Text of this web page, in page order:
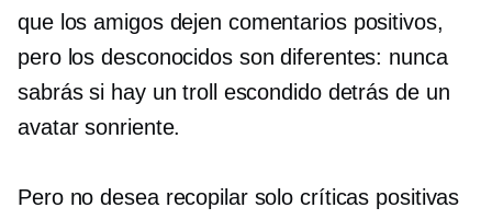
que los amigos dejen comentarios positivos,
pero los desconocidos son diferentes: nunca
sabrás si hay un troll escondido detrás de un
avatar sonriente.
Pero no desea recopilar solo críticas positivas